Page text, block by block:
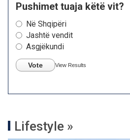
Pushimet tuaja këtë vit?
Në Shqipëri
Jashtë vendit
Asgjëkundi
Vote View Results
Lifestyle »